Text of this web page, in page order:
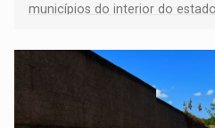
municípios do interior do